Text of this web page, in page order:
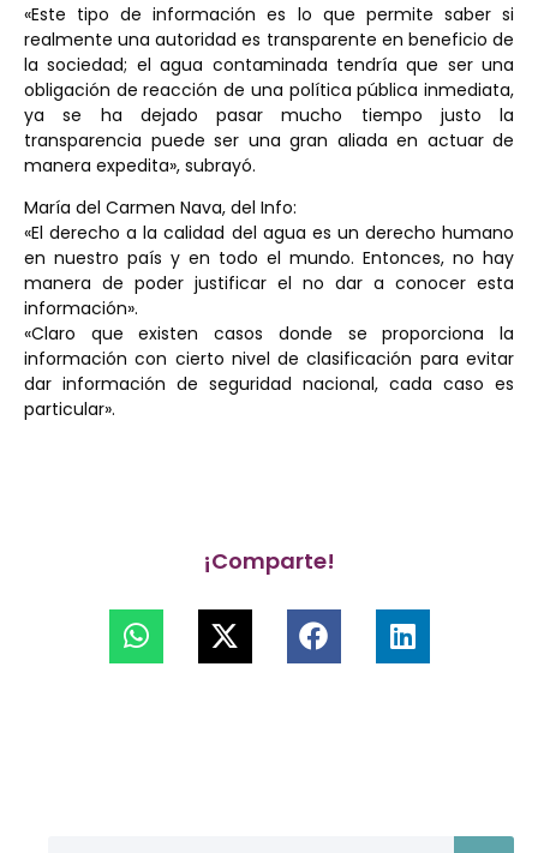
«Este tipo de información es lo que permite saber si
realmente una autoridad es transparente en beneficio de
la sociedad; el agua contaminada tendría que ser una
obligación de reacción de una política pública inmediata,
ya se ha dejado pasar mucho tiempo justo la
transparencia puede ser una gran aliada en actuar de
manera expedita», subrayó.
María del Carmen Nava, del Info:
«El derecho a la calidad del agua es un derecho humano
en nuestro país y en todo el mundo. Entonces, no hay
manera de poder justificar el no dar a conocer esta
información».
«Claro que existen casos donde se proporciona la
información con cierto nivel de clasificación para evitar
dar información de seguridad nacional, cada caso es
particular».
¡Comparte!